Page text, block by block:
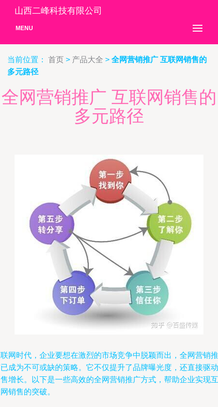
山西二峰科技有限公司
MENU
当前位置： 首页 > 产品大全 > 全网营销推广 互联网销售的
多元路径
全网营销推广 互联网销售的
多元路径
网时代，企业要想在激烈的市场竞争中脱颖而出，全网营销推
成为不可或缺的策略。它不仅提升了品牌曝光度，还直接驱动
增长。以下是一些高效的全网营销推广方式，帮助企业实现互
销售的突破。